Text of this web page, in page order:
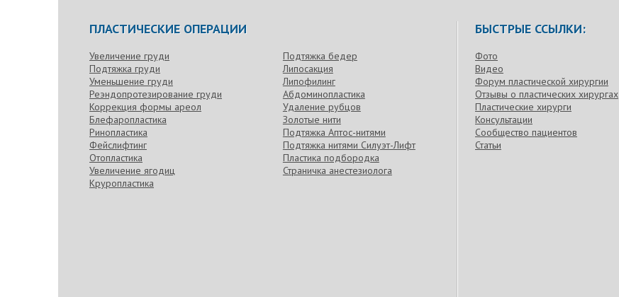
ПЛАСТИЧЕСКИЕ ОПЕРАЦИИ
Увеличение груди
Подтяжка груди
Уменьшение груди
Реэндопротезирование груди
Коррекция формы ареол
Блефаропластика
Ринопластика
Фейслифтинг
Отопластика
Увеличение ягодиц
Круропластика
Подтяжка бедер
Липосакция
Липофилинг
Абдоминопластика
Удаление рубцов
Золотые нити
Подтяжка Аптос-нитями
Подтяжка нитями Силуэт-Лифт
Пластика подбородка
Страничка анестезиолога
БЫСТРЫЕ ССЫЛКИ:
Фото
Видео
Форум пластической хирургии
Отзывы о пластических хирургах
Пластические хирурги
Консультации
Сообщество пациентов
Статьи